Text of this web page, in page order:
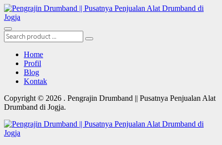
Home
Profil
Blog
Kontak
Copyright © 2026 . Pengrajin Drumband || Pusatnya Penjualan Alat
Drumband di Jogja.